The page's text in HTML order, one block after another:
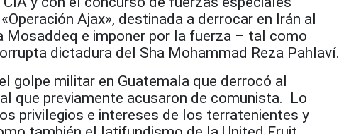
Ajax», destinada a derrocar en Irán al
Mosaddeq e imponer por la fuerza – tal como
dictadura del Sha Mohammad Reza Pahlaví.
golpe militar en Guatemala que derrocó al
que previamente acusaron de comunista. Lo
privilegios e intereses de los terratenientes y